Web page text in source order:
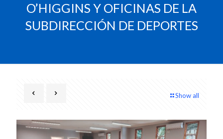
O’HIGGINS Y OFICINAS DE LA
SUBDIRECCIÓN DE DEPORTES
Show all